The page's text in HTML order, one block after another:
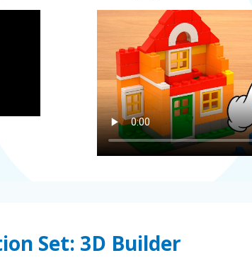
Set: 3D Builder